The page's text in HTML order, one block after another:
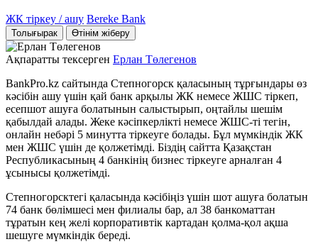
ЖК тіркеу / ашу Bereke Bank
Толығырак Өтінім жіберу
Ақпаратты тексерген Ерлан Төлегенов
BankPro.kz сайтында Степногорск қаласының тұрғындары өз
кәсібін ашу үшін қай банк арқылы ЖК немесе ЖШС тіркеп,
есепшот ашуға болатынын салыстырып, оңтайлы шешім
қабылдай алады. Жеке кәсіпкерлікті немесе ЖШС-ті тегін,
онлайн небәрі 5 минутта тіркеуге болады. Бұл мүмкіндік ЖК
мен ЖШС үшін де қолжетімді. Біздің сайтта Қазақстан
Республикасының 4 банкінің бизнес тіркеуге арналған 4
ұсынысы қолжетімді.
Степногорсктегі қаласында кәсібіңіз үшін шот ашуға болатын
74 банк бөлімшесі мен филиалы бар, ал 38 банкоматтан
тұратын кең желі корпоративтік картадан қолма-қол ақша
шешуге мүмкіндік береді.